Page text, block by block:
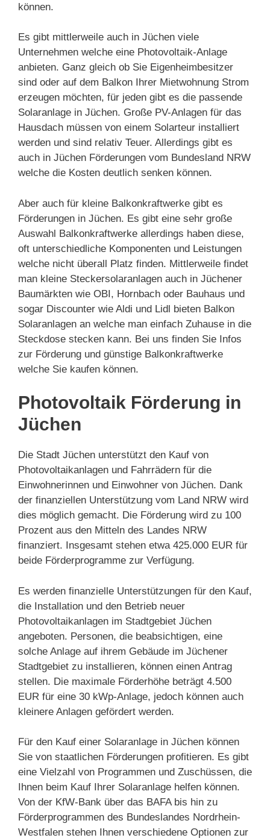
können.
Es gibt mittlerweile auch in Jüchen viele
Unternehmen welche eine Photovoltaik-Anlage
anbieten. Ganz gleich ob Sie Eigenheimbesitzer
sind oder auf dem Balkon Ihrer Mietwohnung Strom
erzeugen möchten, für jeden gibt es die passende
Solaranlage in Jüchen. Große PV-Anlagen für das
Hausdach müssen von einem Solarteur installiert
werden und sind relativ Teuer. Allerdings gibt es
auch in Jüchen Förderungen vom Bundesland NRW
welche die Kosten deutlich senken können.
Aber auch für kleine Balkonkraftwerke gibt es
Förderungen in Jüchen. Es gibt eine sehr große
Auswahl Balkonkraftwerke allerdings haben diese,
oft unterschiedliche Komponenten und Leistungen
welche nicht überall Platz finden. Mittlerweile findet
man kleine Steckersolaranlagen auch in Jüchener
Baumärkten wie OBI, Hornbach oder Bauhaus und
sogar Discounter wie Aldi und Lidl bieten Balkon
Solaranlagen an welche man einfach Zuhause in die
Steckdose stecken kann. Bei uns finden Sie Infos
zur Förderung und günstige Balkonkraftwerke
welche Sie kaufen können.
Photovoltaik Förderung in
Jüchen
Die Stadt Jüchen unterstützt den Kauf von
Photovoltaikanlagen und Fahrrädern für die
Einwohnerinnen und Einwohner von Jüchen. Dank
der finanziellen Unterstützung vom Land NRW wird
dies möglich gemacht. Die Förderung wird zu 100
Prozent aus den Mitteln des Landes NRW
finanziert. Insgesamt stehen etwa 425.000 EUR für
beide Förderprogramme zur Verfügung.
Es werden finanzielle Unterstützungen für den Kauf,
die Installation und den Betrieb neuer
Photovoltaikanlagen im Stadtgebiet Jüchen
angeboten. Personen, die beabsichtigen, eine
solche Anlage auf ihrem Gebäude im Jüchener
Stadtgebiet zu installieren, können einen Antrag
stellen. Die maximale Förderhöhe beträgt 4.500
EUR für eine 30 kWp-Anlage, jedoch können auch
kleinere Anlagen gefördert werden.
Für den Kauf einer Solaranlage in Jüchen können
Sie von staatlichen Förderungen profitieren. Es gibt
eine Vielzahl von Programmen und Zuschüssen, die
Ihnen beim Kauf Ihrer Solaranlage helfen können.
Von der KfW-Bank über das BAFA bis hin zu
Förderprogrammen des Bundeslandes Nordrhein-
Westfalen stehen Ihnen verschiedene Optionen zur